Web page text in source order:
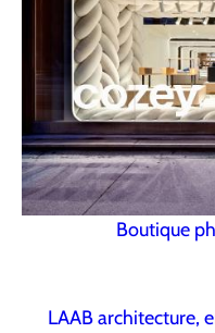
Boutique
LAAB architecture,